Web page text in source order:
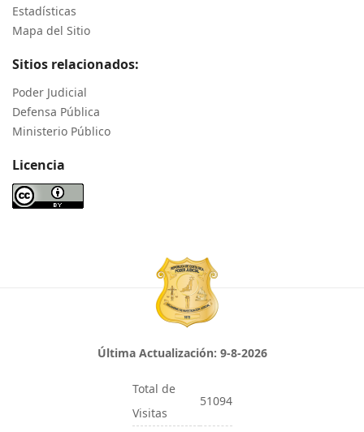
Estadísticas
Mapa del Sitio
Sitios relacionados:
Poder Judicial
Defensa Pública
Ministerio Público
Licencia
Última Actualización: 9-8-2026
Total de
Visitas
51094